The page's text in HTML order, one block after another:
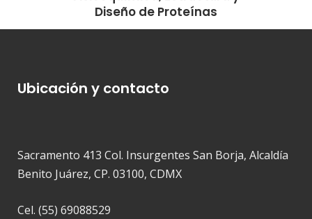
Diseño de Proteínas
Ubicación y contacto
Sacramento 413 Col. Insurgentes San Borja, Alcaldía
Benito Juárez, CP. 03100, CDMX
Cel. (55) 69088529